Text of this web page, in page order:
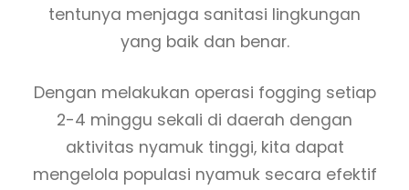
tentunya menjaga sanitasi lingkungan
yang baik dan benar.
Dengan melakukan operasi fogging setiap
2-4 minggu sekali di daerah dengan
aktivitas nyamuk tinggi, kita dapat
mengelola populasi nyamuk secara efektif